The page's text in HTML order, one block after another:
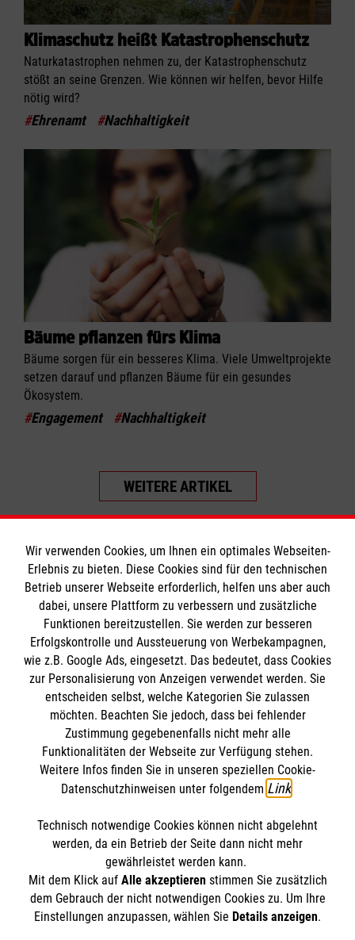
STORIES
HILFREICH
Klimaschutz heißt Katastrophenschutz
Naturkatastrophen nehmen zu, der Katastrophenschutz
stößt an seine Grenzen. Wie können wir helfen, bevor Hilfe
nötig wird?
#Ehrenamt #Nachhaltigkeit
Bäume pflanzen fürs Klima
Bäume sorgen für ein besseres Klima. Viele Umweltprojekte
setzen darauf und pflanzen Bäume für ein gesundes
Ökosystem.
#Engagement #Nachhaltigkeit
WEITERE ARTIKEL
Themenübersicht
Einstieg in den Rettungsdienst Armut
Altenhilfe
Themenübersicht Über diesen Hub
Kontakt Impressum
Datenschutz Malteser.de
Wir verwenden Cookies, um Ihnen ein optimales Webseiten-
Erlebnis zu bieten. Diese Cookies sind für den technischen
Betrieb unserer Webseite erforderlich, helfen uns aber auch
dabei, unsere Plattform zu verbessern und zusätzliche
Funktionen bereitzustellen. Sie werden zur besseren
Erfolgskontrolle und Aussteuerung von Werbekampagnen,
wie z.B. Google Ads, eingesetzt. Das bedeutet, dass Cookies
zur Personalisierung von Anzeigen verwendet werden. Sie
entscheiden selbst, welche Kategorien Sie zulassen
möchten. Beachten Sie jedoch, dass bei fehlender
Zustimmung gegebenenfalls nicht mehr alle
Funktionalitäten der Webseite zur Verfügung stehen.
Weitere Infos finden Sie in unseren speziellen Cookie-
Datenschutzhinweisen unter folgendem Link
Technisch notwendige Cookies können nicht abgelehnt
werden, da ein Betrieb der Seite dann nicht mehr
gewährleistet werden kann.
Mit dem Klick auf Alle akzeptierenstimmen Sie zusätzlich
dem Gebrauch der nicht notwendigen Cookies zu. Um Ihre
Einstellungen anzupassen, wählen Sie Details anzeigen.